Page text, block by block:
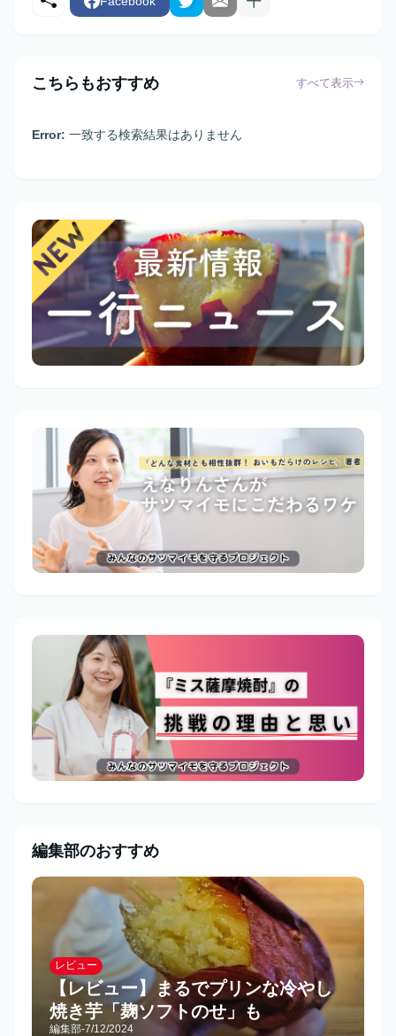
こちらもおすすめ すべて表示
Error: 一致する検索結果はありません
編集部のおすすめ
レビュー
【レビュー】まるでプリンな冷やし
焼き芋「麹ソフトのせ」も
編集部-7/12/2024